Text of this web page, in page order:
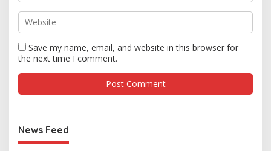
Save my name, email, and website in this browser for
the next time I comment.
News Feed